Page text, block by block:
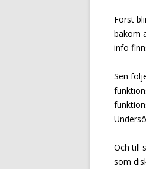
Först
bakom
info
Sen
Och till
som